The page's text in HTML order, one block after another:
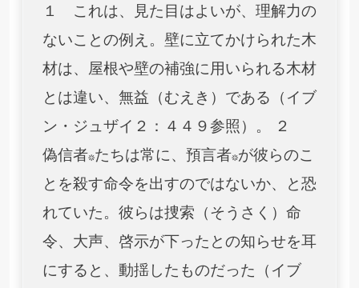
１ これは、見た目はよいが、理解力の
ないことの例え。壁に立てかけられた木
材は、屋根や壁の補強に用いられる木材
とは違い、無益（むえき）である（イブ
ン・ジュザイ２：４４９参照）。 ２
偽信者*たちは常に、預言者*が彼らのこ
とを殺す命令を出すのではないか、と恐
れていた。彼らは捜索（そうさく）命
令、大声、啓示が下ったとの知らせを耳
にすると、動揺したものだった（イブ